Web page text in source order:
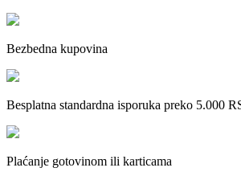
Bezbedna kupovina
Besplatna standardna isporuka preko 5.000
Plaćanje gotovinom ili karticama